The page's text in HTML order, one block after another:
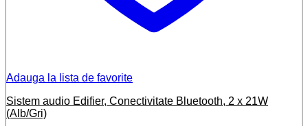
Adauga la lista de favorite
Sistem audio Edifier, Conectivitate Bluetooth, 2 x 21W
(Alb/Gri)